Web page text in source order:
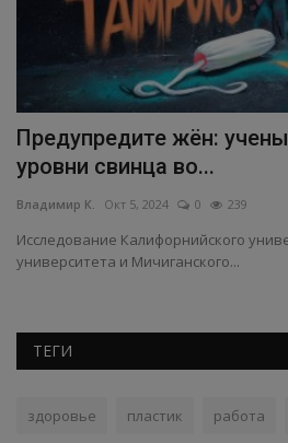
Предупредите жён:
уровни свинца во...
Владимир К. Окт 5, 2024 0 239
Исследование Калифорнийского
университета и Мичиганского...
ТЕГИ
здоровье пластик работа